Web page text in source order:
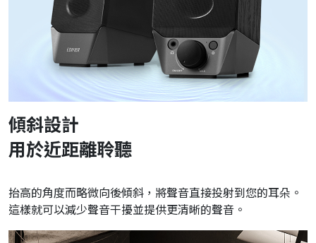
傾斜設計
用於近距離聆聽
抬高的角度而略微向後傾斜，將聲音直接投射到您的耳朵。
這樣就可以減少聲音干擾並提供更清晰的聲音。